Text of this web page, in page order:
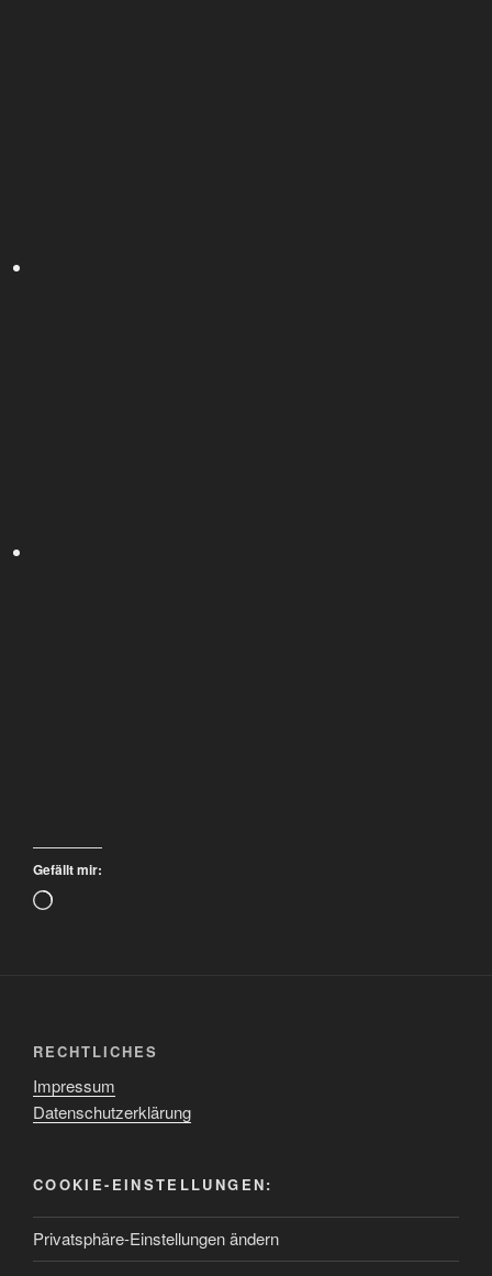
Gefällt mir:
Wird
RECHTLICHES
Impressum
Datenschutzerklärung
COOKIE-EINSTELLUNGEN:
Privatsphäre-Einstellungen ändern